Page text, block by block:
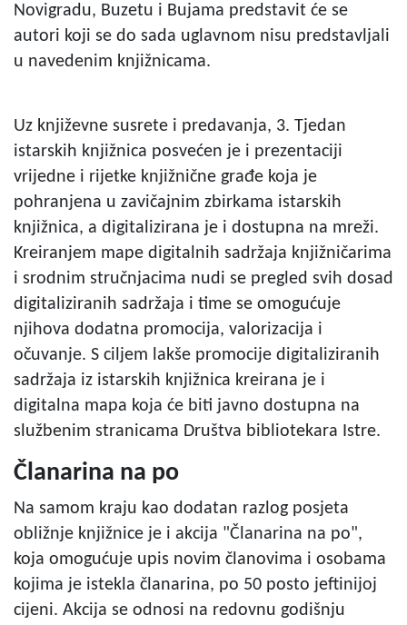
Novigradu, Buzetu i Bujama predstavit će se
autori koji se do sada uglavnom nisu predstavljali
u navedenim knjižnicama.
Uz književne susrete i predavanja, 3. Tjedan
istarskih knjižnica posvećen je i prezentaciji
vrijedne i rijetke knjižnične građe koja je
pohranjena u zavičajnim zbirkama istarskih
knjižnica, a digitalizirana je i dostupna na mreži.
Kreiranjem mape digitalnih sadržaja knjižničarima
i srodnim stručnjacima nudi se pregled svih dosad
digitaliziranih sadržaja i time se omogućuje
njihova dodatna promocija, valorizacija i
očuvanje. S ciljem lakše promocije digitaliziranih
sadržaja iz istarskih knjižnica kreirana je i
digitalna mapa koja će biti javno dostupna na
službenim stranicama Društva bibliotekara Istre.
Članarina na po
Na samom kraju kao dodatan razlog posjeta
obližnje knjižnice je i akcija "Članarina na po",
koja omogućuje upis novim članovima i osobama
kojima je istekla članarina, po 50 posto jeftinijoj
cijeni. Akcija se odnosi na redovnu godišnju